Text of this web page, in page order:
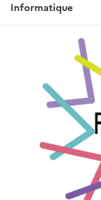
:
Informatique